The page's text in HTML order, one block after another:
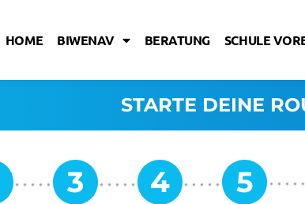
HOME BIWENAV BERATUNG SCHULE
STARTE DEINE